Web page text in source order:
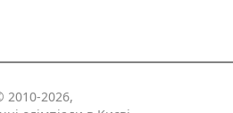
2010-2026,